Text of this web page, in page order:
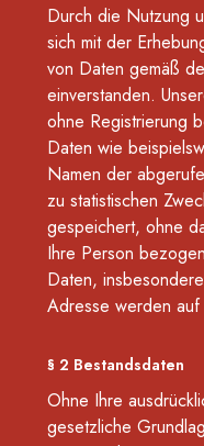
Durch die Nutzung
sich mit der
von Daten gemäß
einverstanden.
ohne Registrierung
Daten wie
Namen der
zu statistischen
gespeichert, ohne
Ihre Person
Daten,
Adresse werden
§ 2 Bestandsdaten
Ohne Ihre
gesetzliche